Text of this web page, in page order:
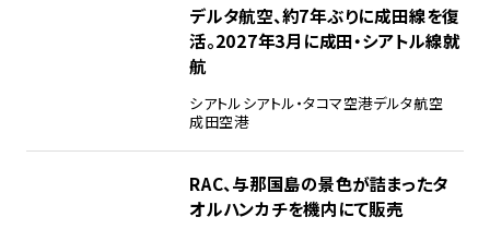
デルタ航空、約7年ぶりに成田線を復
活。2027年3月に成田・シアトル線就
航
シアトルシアトル・タコマ空港デルタ航空
成田空港
RAC、与那国島の景色が詰まったタ
オルハンカチを機内にて販売